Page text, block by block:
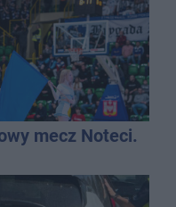
mecz Noteci.